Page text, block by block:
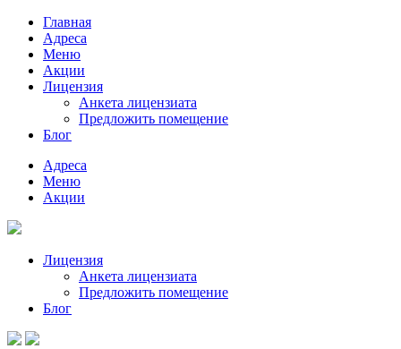
Главная
Адреса
Меню
Акции
Лицензия
Анкета лицензиата
Предложить помещение
Блог
Адреса
Меню
Акции
Лицензия
Анкета лицензиата
Предложить помещение
Блог